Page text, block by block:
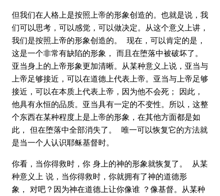
但我们在人格上是按照上帝的形象创造的。也就是说，我
们可以思考，可以感觉，可以做决定。从这个意义上讲，
我们是按照上帝的形象创造的。 现在，可以肯定的是，
这是一个非常有缺陷的形象， 而且在堕落中被破坏了。
亚当身上的上帝形象更加清晰。从某种意义上说，亚当与
上帝足够接近，可以在道德上代表上帝。亚当与上帝足够
接近，可以在本质上代表上帝，因为他不会死； 因此，
他具有永恒的品质。亚当具有一定的不变性。所以，这整
个东西在某种程度上是上帝的形象，在其他方面都是如
此， 但在堕落中全部消失了。 唯一可以恢复它的方法就
是当一个人认识耶稣基督时。
你看，当你得救时，你 身上的神的形象就恢复了。 从某
种意义上 说，当你得救时，你就拥有了神的道德形
象， 对吧？因为神在道德上让你像谁 ？像基督。从某种